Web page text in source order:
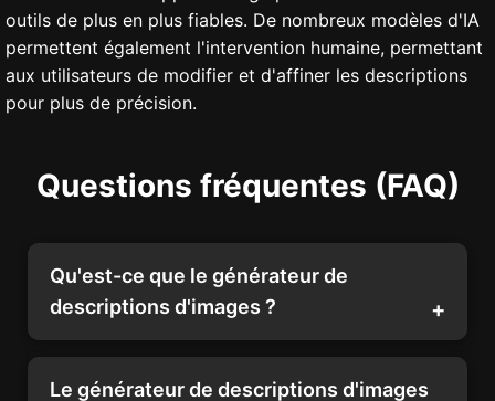
outils de plus en plus fiables. De nombreux modèles d'IA
permettent également l'intervention humaine, permettant
aux utilisateurs de modifier et d'affiner les descriptions
pour plus de précision.
Questions fréquentes (FAQ)
Qu'est-ce que le générateur de
descriptions d'images ?
Le générateur de descriptions d'images